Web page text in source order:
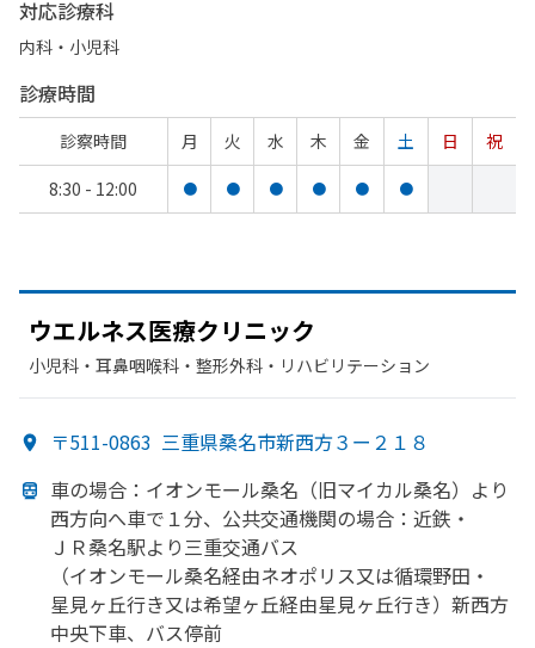
対応診療科
内科・​小児科
診療時間
診察時間 月 火 水 木 金 土 日
祝
8:30 - 12:00
● ● ● ● ● ●
ウエルネス医療クリニック
小児科・​耳鼻咽喉科・​整形外科・​リハビリテーション
〒511-0863 三重県桑名市新西方３ー２１８
車の場合：イオンモール桑名 （旧マイカル桑名）より
西方向へ車で １分、 公共交通機関の場合：近鉄・
ＪＲ桑名駅より三重交通バス
（イオンモール桑名経由ネオポリス又は循環野田・
星見ヶ丘行き又は希望ヶ丘経由星見ヶ丘行き） 新西方
中央下車、 バス停前